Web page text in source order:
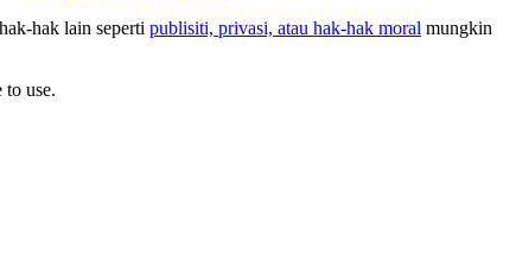
hak lain seperti publisiti, privasi, atau hak-hak moral mungkin
to use.